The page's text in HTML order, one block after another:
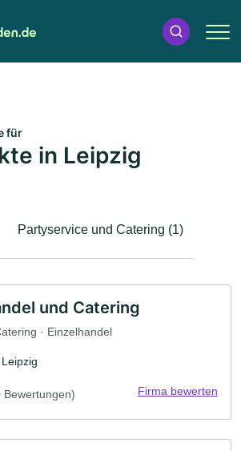
für
in Leipzig
Partyservice und Catering (1)
und Catering
· Einzelhandel
Bewertungen) Firma bewerten